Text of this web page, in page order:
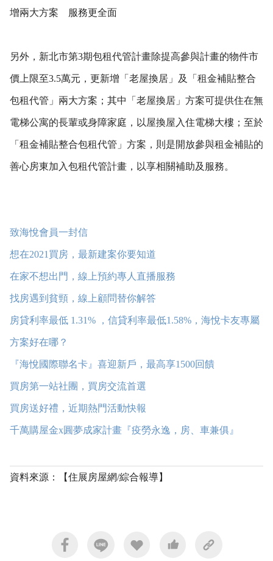
增兩大方案 服務更全面
另外，新北市第3期包租代管計畫除提高參與計畫的物件市
價上限至3.5萬元，更新增「老屋換居」及「租金補貼整合
包租代管」兩大方案；其中「老屋換居」方案可提供住在無
電梯公寓的長輩或身障家庭，以屋換屋入住電梯大樓；至於
「租金補貼整合包租代管」方案，則是開放參與租金補貼的
善心房東加入包租代管計畫，以享相關補助及服務。
致海悅會員一封信
想在2021買房，最新建案你要知道
在家不想出門，線上預約專人直播服務
找房遇到貧頸，線上顧問替你解答
房貸利率最低 1.31% ，信貸利率最低1.58%，海悅卡友專屬
方案好在哪？
『海悅國際聯名卡』喜迎新戶，最高享1500回饋
買房第一站社團，買房交流首選
買房送好禮，近期熱門活動快報
千萬購屋金x圓夢成家計畫『疫勞永逸，房、車兼俱』
資料來源：【住展房屋網/綜合報導】